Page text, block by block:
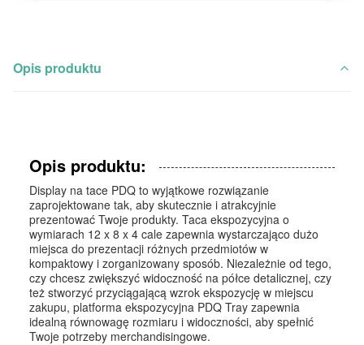
Opis produktu
Opis produktu:
Display na tace PDQ to wyjątkowe rozwiązanie
zaprojektowane tak, aby skutecznie i atrakcyjnie
prezentować Twoje produkty. Taca ekspozycyjna o
wymiarach 12 x 8 x 4 cale zapewnia wystarczająco dużo
miejsca do prezentacji różnych przedmiotów w
kompaktowy i zorganizowany sposób. Niezależnie od tego,
czy chcesz zwiększyć widoczność na półce detalicznej, czy
też stworzyć przyciągającą wzrok ekspozycję w miejscu
zakupu, platforma ekspozycyjna PDQ Tray zapewnia
idealną równowagę rozmiaru i widoczności, aby spełnić
Twoje potrzeby merchandisingowe.